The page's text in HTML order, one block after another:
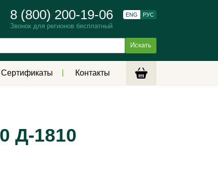
8 (800) 200-19-06
Звонок для регионов бесплатный
ENG РУС
Сертификаты Контакты
Д-1810